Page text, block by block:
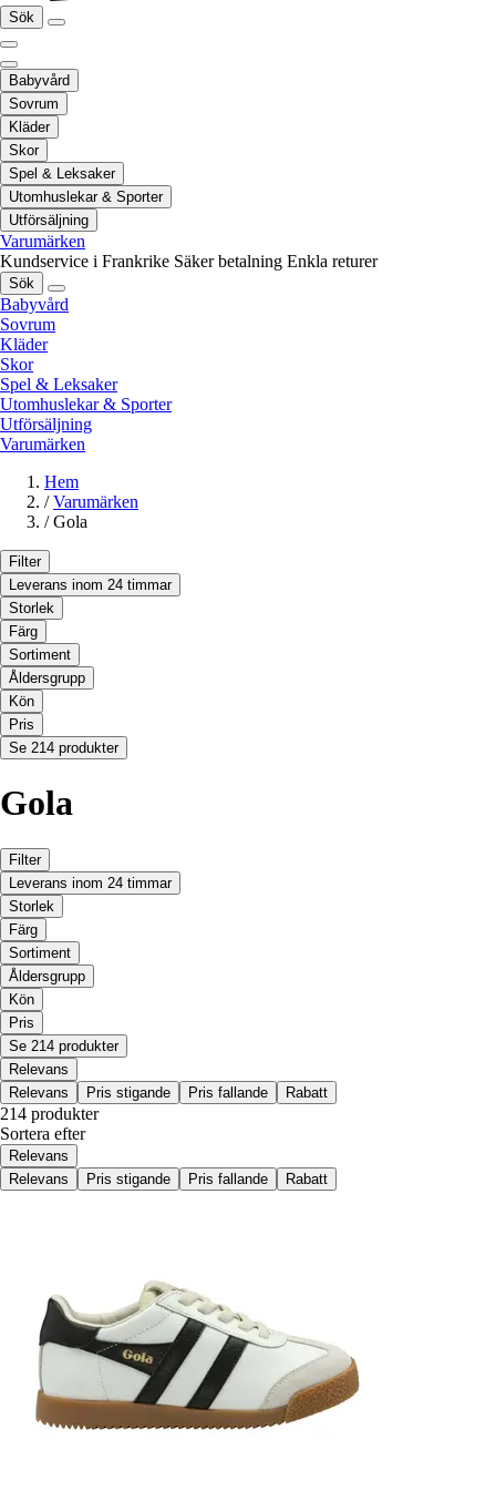
Sök
Babyvård
Sovrum
Kläder
Skor
Spel & Leksaker
Utomhuslekar & Sporter
Utförsäljning
Varumärken
Kundservice i Frankrike Säker betalning Enkla returer
Sök
Babyvård
Sovrum
Kläder
Skor
Spel & Leksaker
Utomhuslekar & Sporter
Utförsäljning
Varumärken
Hem
/ Varumärken
/ Gola
Filter
Leverans inom 24 timmar
Storlek
Färg
Sortiment
Åldersgrupp
Kön
Pris
Se 214 produkter
Gola
Filter
Leverans inom 24 timmar
Storlek
Färg
Sortiment
Åldersgrupp
Kön
Pris
Se 214 produkter
Relevans
Relevans
Pris stigande Pris fallande Rabatt
214 produkter
Sortera efter
Relevans
Relevans
Pris stigande Pris fallande Rabatt